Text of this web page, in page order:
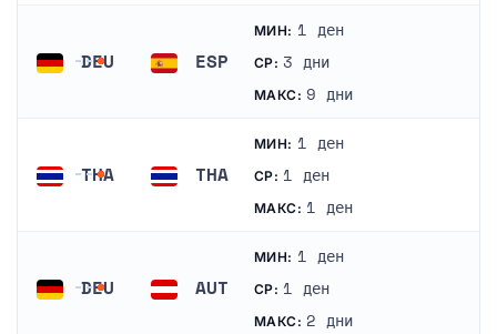
DEU ESP
МИН: 1 ден
СР: 3 дни
МАКС: 9 дни
THA THA
МИН: 1 ден
СР: 1 ден
МАКС: 1 ден
DEU AUT
МИН: 1 ден
СР: 1 ден
МАКС: 2 дни